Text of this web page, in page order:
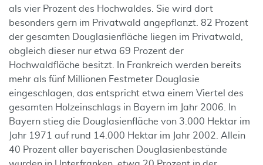
als vier Prozent des Hochwaldes. Sie wird dort
besonders gern im Privatwald angepflanzt. 82 Prozent
der gesamten Douglasienfläche liegen im Privatwald,
obgleich dieser nur etwa 69 Prozent der
Hochwaldfläche besitzt. In Frankreich werden bereits
mehr als fünf Millionen Festmeter Douglasie
eingeschlagen, das entspricht etwa einem Viertel des
gesamten Holzeinschlags in Bayern im Jahr 2006. In
Bayern stieg die Douglasienfläche von 3.000 Hektar im
Jahr 1971 auf rund 14.000 Hektar im Jahr 2002. Allein
40 Prozent aller bayerischen Douglasienbestände